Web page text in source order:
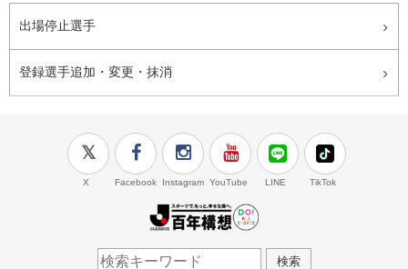
出場停止選手
登録選手追加・変更・抹消
X Facebook Instagram YouTube LINE TikTok
検索